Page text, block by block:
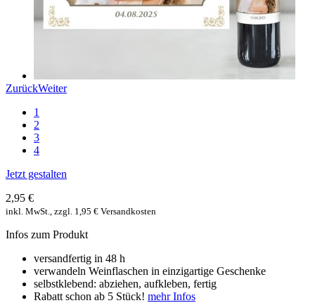
ZurückWeiter
1
2
3
4
Jetzt gestalten
2,95 €
inkl. MwSt., zzgl. 1,95 € Versandkosten
Infos zum Produkt
versandfertig in 48 h
verwandeln Weinflaschen in einzigartige Geschenke
selbstklebend: abziehen, aufkleben, fertig
Rabatt schon ab 5 Stück! mehr Infos